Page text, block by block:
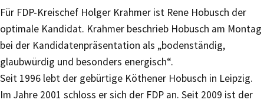
Für FDP-Kreischef Holger Krahmer ist Rene Hobusch der
optimale Kandidat. Krahmer beschrieb Hobusch am Montag
bei der Kandidatenpräsentation als „bodenständig,
glaubwürdig und besonders energisch“.
Seit 1996 lebt der gebürtige Köthener Hobusch in Leipzig.
Im Jahre 2001 schloss er sich der FDP an. Seit 2009 ist der